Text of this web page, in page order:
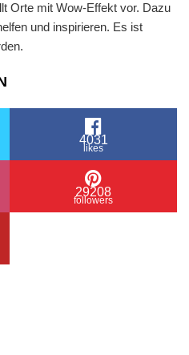
Orte mit Wow-Effekt vor. Dazu
und inspirieren. Es ist
4031
likes
29208
followers